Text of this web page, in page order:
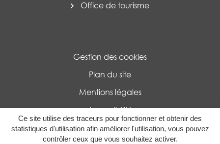
Ce site utilise des traceurs pour fonctionner et obtenir des
statistiques d'utilisation afin améliorer l'utilisation, vous pouvez
contrôler ceux que vous souhaitez activer.
Office de tourisme
Gestion des cookies
Plan du site
Mentions légales
Accessibilité
Politique de confidentialité